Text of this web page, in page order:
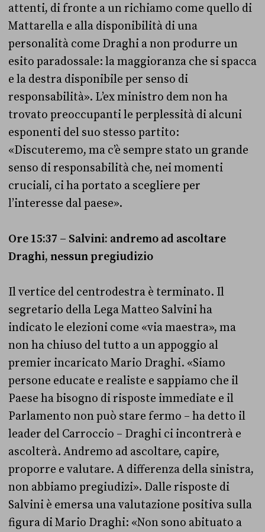
attenti, di fronte a un richiamo come quello di
Mattarella e alla disponibilità di una
personalità come Draghi a non produrre un
esito paradossale: la maggioranza che si spacca
e la destra disponibile per senso di
responsabilità». L’ex ministro dem non ha
trovato preoccupanti le perplessità di alcuni
esponenti del suo stesso partito:
«Discuteremo, ma c’è sempre stato un grande
senso di responsabilità che, nei momenti
cruciali, ci ha portato a scegliere per
l’interesse dal paese».
Ore 15:37 – Salvini: andremo ad ascoltare
Draghi, nessun pregiudizio
Il vertice del centrodestra è terminato. Il
segretario della Lega Matteo Salvini ha
indicato le elezioni come «via maestra», ma
non ha chiuso del tutto a un appoggio al
premier incaricato Mario Draghi. «Siamo
persone educate e realiste e sappiamo che il
Paese ha bisogno di risposte immediate e il
Parlamento non può stare fermo – ha detto il
leader del Carroccio – Draghi ci incontrerà e
ascolterà. Andremo ad ascoltare, capire,
proporre e valutare. A differenza della sinistra,
non abbiamo pregiudizi». Dalle risposte di
Salvini è emersa una valutazione positiva sulla
figura di Mario Draghi: «Non sono abituato a